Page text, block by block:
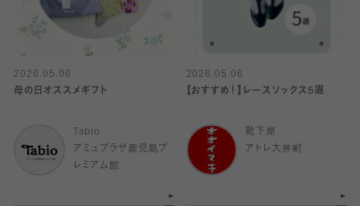
2026.05.06
母の日オススメギフト
Tabio
アミュプラザ鹿児島プ
レミアム館
2026.05.06
【おすすめ！】レースソックス5選
靴下屋
アトレ大井町